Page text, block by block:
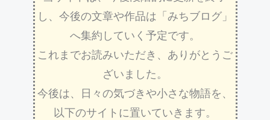
し、今後の文章や作品は「みちブログ」
へ集約していく予定です。
これまでお読みいただき、ありがとうご
ざいました。
今後は、日々の気づきや小さな物語を、
以下のサイトに置いていきます。